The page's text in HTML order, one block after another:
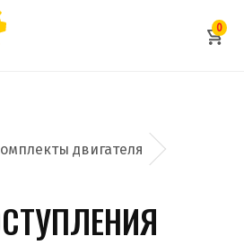
0
двигателя